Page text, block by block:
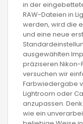
in der
RAW-Dateien in
werden, wird die
und eine neue
ausgewählten
präziseren Nikon-
versuchen wir
Farbwiedergabe
Lightroom oder
anzupassen.
wie ein